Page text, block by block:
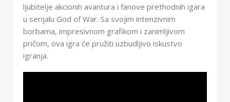
ljubitelje akcionih avantura i fanove prethodnih igara
u serijalu God of War. Sa svojim intenzivnim
borbama, impresivnom grafikom i zanimljivom
pričom, ova igra će pružiti uzbudljivo iskustvo
igranja.